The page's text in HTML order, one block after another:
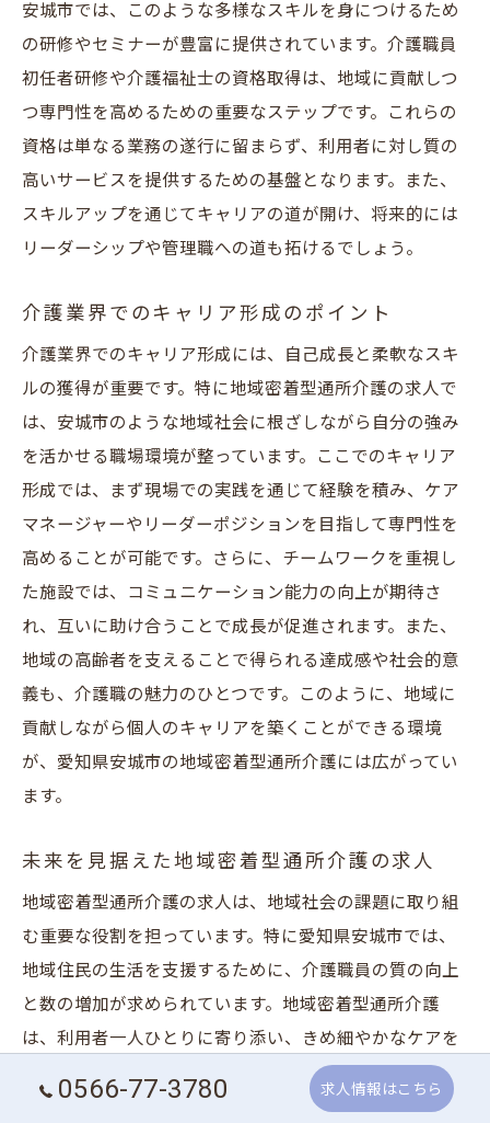
安城市では、このような多様なスキルを身につけるため
の研修やセミナーが豊富に提供されています。介護職員
初任者研修や介護福祉士の資格取得は、地域に貢献しつ
つ専門性を高めるための重要なステップです。これらの
資格は単なる業務の遂行に留まらず、利用者に対し質の
高いサービスを提供するための基盤となります。また、
スキルアップを通じてキャリアの道が開け、将来的には
リーダーシップや管理職への道も拓けるでしょう。
介護業界でのキャリア形成のポイント
介護業界でのキャリア形成には、自己成長と柔軟なスキ
ルの獲得が重要です。特に地域密着型通所介護の求人で
は、安城市のような地域社会に根ざしながら自分の強み
を活かせる職場環境が整っています。ここでのキャリア
形成では、まず現場での実践を通じて経験を積み、ケア
マネージャーやリーダーポジションを目指して専門性を
高めることが可能です。さらに、チームワークを重視し
た施設では、コミュニケーション能力の向上が期待さ
れ、互いに助け合うことで成長が促進されます。また、
地域の高齢者を支えることで得られる達成感や社会的意
義も、介護職の魅力のひとつです。このように、地域に
貢献しながら個人のキャリアを築くことができる環境
が、愛知県安城市の地域密着型通所介護には広がってい
ます。
未来を見据えた地域密着型通所介護の求人
地域密着型通所介護の求人は、地域社会の課題に取り組
む重要な役割を担っています。特に愛知県安城市では、
地域住民の生活を支援するために、介護職員の質の向上
と数の増加が求められています。地域密着型通所介護
は、利用者一人ひとりに寄り添い、きめ細やかなケアを
提供することが可能です。また、求人情報は未経験者に
も門戸が開かれており、安心してキャリアをスタートで
0566-77-3780 求人情報はこちら